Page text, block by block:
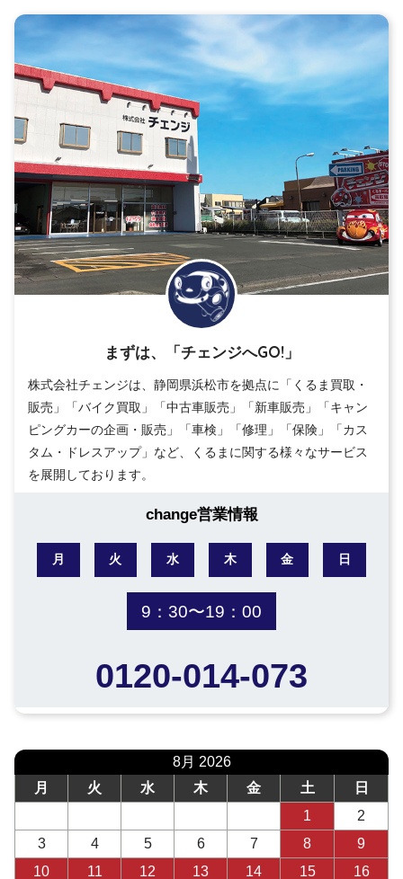
まずは、「チェンジへGO!」
株式会社チェンジは、静岡県浜松市を拠点に「くるま買取・
販売」「バイク買取」「中古車販売」「新車販売」「キャン
ピングカーの企画・販売」「車検」「修理」「保険」「カス
タム・ドレスアップ」など、くるまに関する様々なサービス
を展開しております。
change営業情報
月 火 水 木 金 日
9：30〜19：00
0120-014-073
8月 2026
月
火 水 木 金 土
日
1
2
3
4 5 6 7 8
9
10
11 12 13 14 15
16